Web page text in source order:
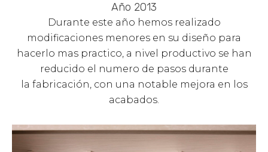
Año 2013
Durante este año hemos realizado
modificaciones menores en su diseño para
hacerlo mas practico, a nivel productivo se han
reducido el numero de pasos durante
la fabricación, con una notable mejora en los
acabados.